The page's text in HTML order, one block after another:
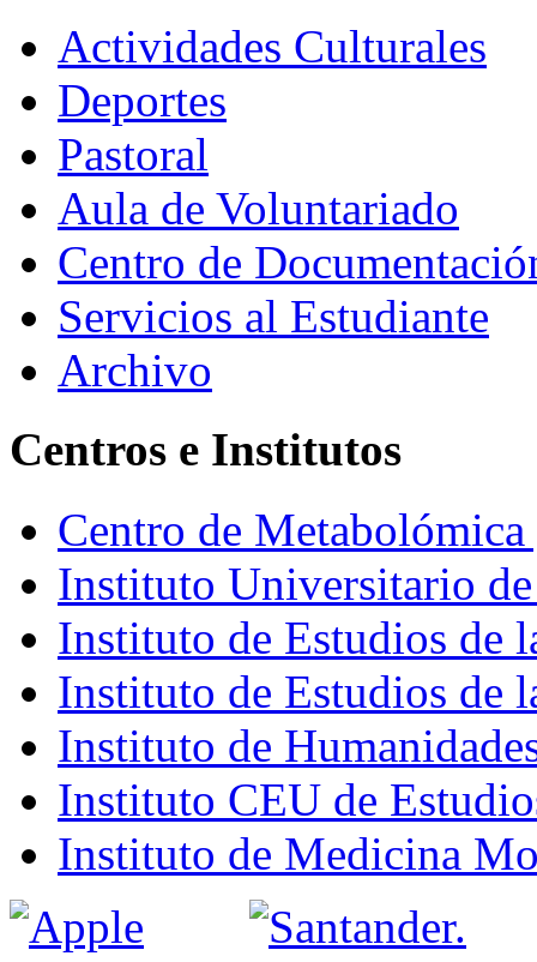
Actividades Culturales
Deportes
Pastoral
Aula de Voluntariado
Centro de
Servicios al Estudiante
Archivo
Centros e Institutos
Centro de
Instituto Universitario
Instituto de Estudios de
Instituto de Estudios de
Instituto de
Instituto CEU de
Instituto de Medicina